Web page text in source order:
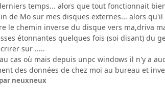
temps... alors que tout fonctionnait
de Mo sur mes disques externes... alors
le chemin inverse du disque vers ma,driva
étonnantes quelques fois (soi disant) du
sur .....
cas où mais depuis unpc windows il n'y a
des données de chez moi au bureau et
par neuxneux